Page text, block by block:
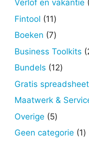
Verlof en vakantie
Fintool 1111
producten
Boeken 77
Business Toolkits
Bundels 1212
Gratis
Maatwerk &
Overige 55
producten
Geen categorie 11